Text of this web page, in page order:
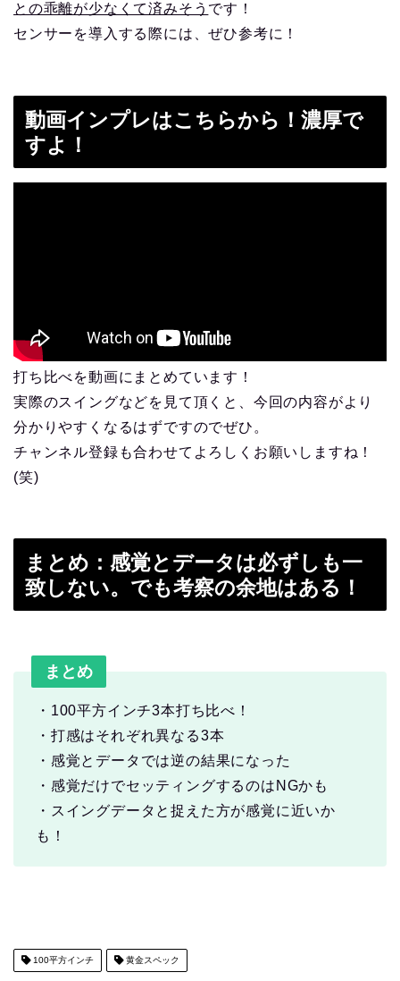
との乖離が少なくて済みそう です！
センサーを導入する際には、ぜひ参考に！
動画インプレはこちらから！濃厚で
すよ！
打ち比べを動画にまとめています！
実際のスイングなどを見て頂くと、今回の内容がより
分かりやすくなるはずですのでぜひ。
チャンネル登録も合わせてよろしくお願いしますね！
(笑)
まとめ：感覚とデータは必ずしも一
致しない。でも考察の余地はある！
まとめ
・100平方インチ3本打ち比べ！
・打感はそれぞれ異なる3本
・感覚とデータでは逆の結果になった
・感覚だけでセッティングするのはNGかも
・スイングデータと捉えた方が感覚に近いか
も！
100平方インチ 黄金スペック